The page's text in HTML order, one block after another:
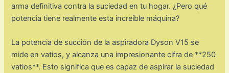
arma definitiva contra la suciedad en tu hogar. ¿Pero qué
potencia tiene realmente esta increíble máquina?
La potencia de succión de la aspiradora Dyson V15 se
mide en vatios, y alcanza una impresionante cifra de **250
vatios**. Esto significa que es capaz de aspirar la suciedad